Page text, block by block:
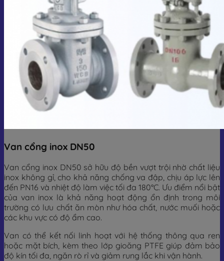
Van cổng inox DN50
Van cổng inox DN50 sở hữu độ bền vượt trội nhờ chất liệu
inox không gỉ, cho khả năng chống va đập, chịu áp lực lên
đến PN16 và nhiệt độ làm việc tối đa 180°C. Ưu điểm nổi bật
của van inox là khả năng hoạt động ổn định trong môi
trường có lưu chất ăn mòn như hóa chất, nước muối hoặc
các khu vực có độ ẩm cao.
Van có thể kết nối linh hoạt với hệ thống thông qua ren
hoặc mặt bích, kèm theo lớp gioăng PTFE giúp đảm bảo
độ kín tối đa, ngăn rò rỉ và giảm rung lắc khi vận hành.